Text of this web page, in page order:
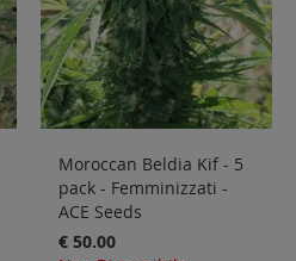
Moroccan Beldia Kif - 5
pack - Femminizzati -
ACE Seeds
€ 50.00